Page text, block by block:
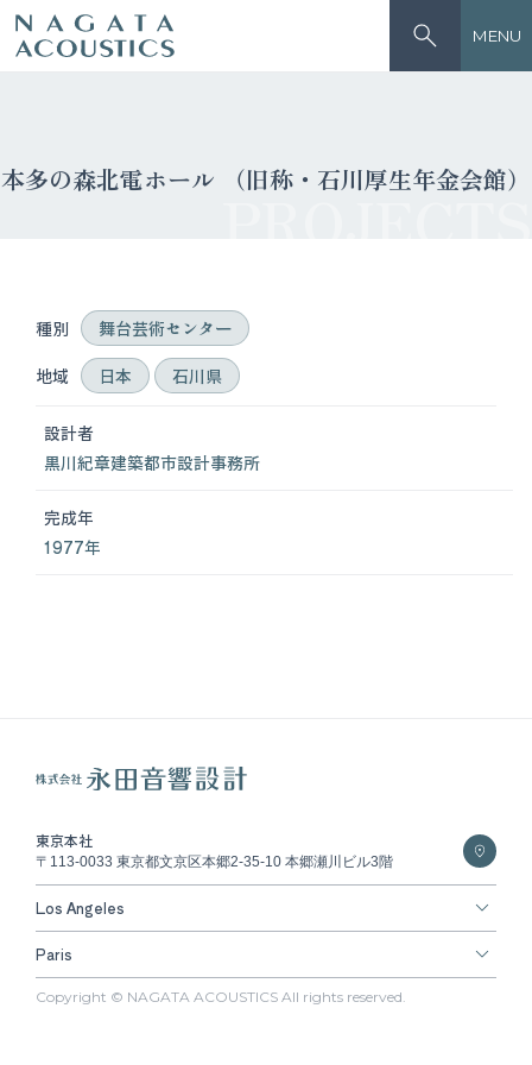
MENU
本多の森北電ホール （旧称・石川厚生年金会館）
PROJECTS
種別
舞台芸術センター
地域
日本 石川県
設計者
黒川紀章建築都市設計事務所
完成年
1977年
東京本社
〒113-0033 東京都文京区本郷2-35-10 本郷瀬川ビル3階
Los Angeles
Paris
Copyright © NAGATA ACOUSTICS All rights reserved.